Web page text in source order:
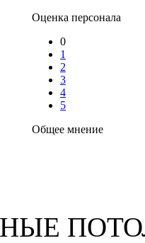
Оценка персонала
0
1
2
3
4
5
Общее мнение